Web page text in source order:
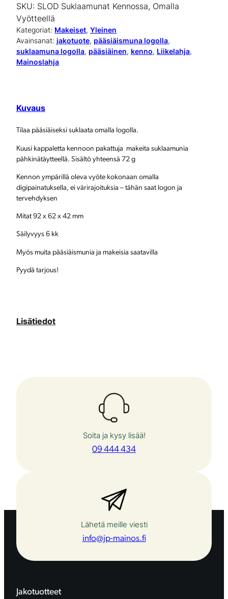
l
a
a
n
k
e
n
t
m
SKU: SLOD Suklaamunat Kennossa, Omalla
Vyötteellä
Kategoriat: Makeiset, Yleinen
Avainsanat: jakotuote, pääsiäismuna logolla
suklaamuna logolla, pääsiäinen, kenno, Liikelahja
Mainoslahja
Kuvaus
Tilaa pääsiäiseksi suklaata omalla logolla.
Kuusi kappaletta kennoon pakattuja makeita suklaamunia
pähkinätäytteellä. Sisältö yhteensä 72 g
Kennon ympärillä oleva vyöte kokonaan omalla
digipainatuksella, ei värirajoituksia – tähän saat logon ja
tervehdyksen
Mitat 92 x 62 x 42 mm
Säilyvyys 6 kk
Myös muita pääsiäismunia ja makeisia saatavilla
Pyydä tarjous!
Lisätiedot
Soita ja kysy lisää!
09 444 434
Lähetä meille viesti
info@jp-mainos.fi
Jakotuotteet